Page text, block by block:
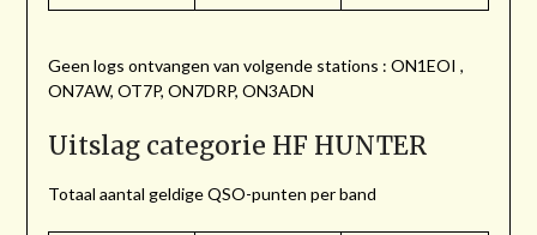
Geen logs ontvangen van volgende stations : ON1EOI ,
ON7AW, OT7P, ON7DRP, ON3ADN
Uitslag categorie HF HUNTER
Totaal aantal geldige QSO-punten per band